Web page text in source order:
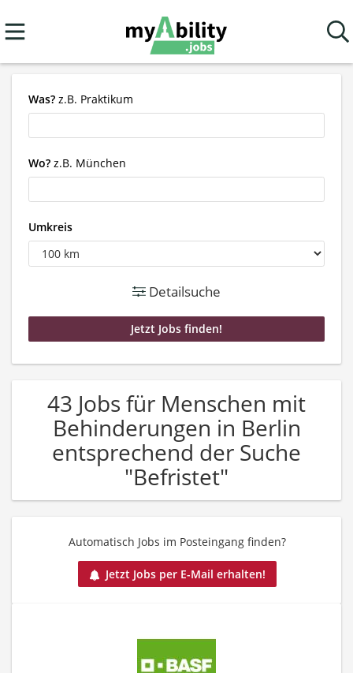
Was? z.B. Praktikum
Wo? z.B. München
Umkreis
Detailsuche
43 Jobs für Menschen mit
Behinderungen in Berlin
entsprechend der Suche
"Befristet"
Automatisch Jobs im Posteingang finden?
Jetzt Jobs per E-Mail erhalten!